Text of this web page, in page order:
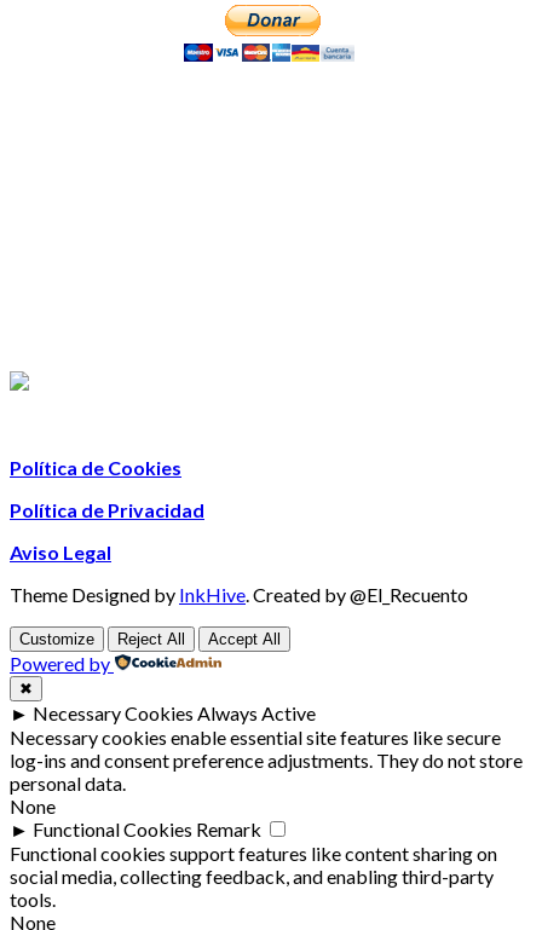
Política de Cookies
Política de Privacidad
Aviso Legal
Theme Designed by InkHive Created by @El_Recuento
Customize Reject All Accept All
Powered by
✖
► Necessary Cookies Always Active
Necessary cookies enable essential site features like secure
log-ins and consent preference adjustments. They do not store
personal data.
None
► Functional Cookies Remark
Functional cookies support features like content sharing on
social media, collecting feedback, and enabling third-party
tools.
None